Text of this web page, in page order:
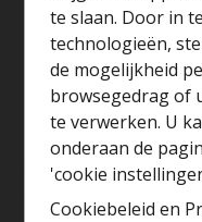
te slaan. Door in
technologieën,
de mogelijkheid
browsegedrag of
te verwerken. U
onderaan de
'cookie
Cookiebeleid en